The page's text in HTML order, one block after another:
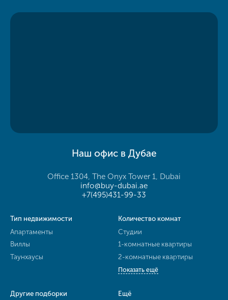
Наш офис в Дубае
Office 1304, The Onyx Tower 1, Dubai
info@buy-dubai.ae
+7(495)431-99-33
Тип недвижимости
Апартаменты
Виллы
Таунхаусы
Количество комнат
Студии
1-комнатные квартиры
2-комнатные квартиры
Показать ещё
Другие подборки
Ещё